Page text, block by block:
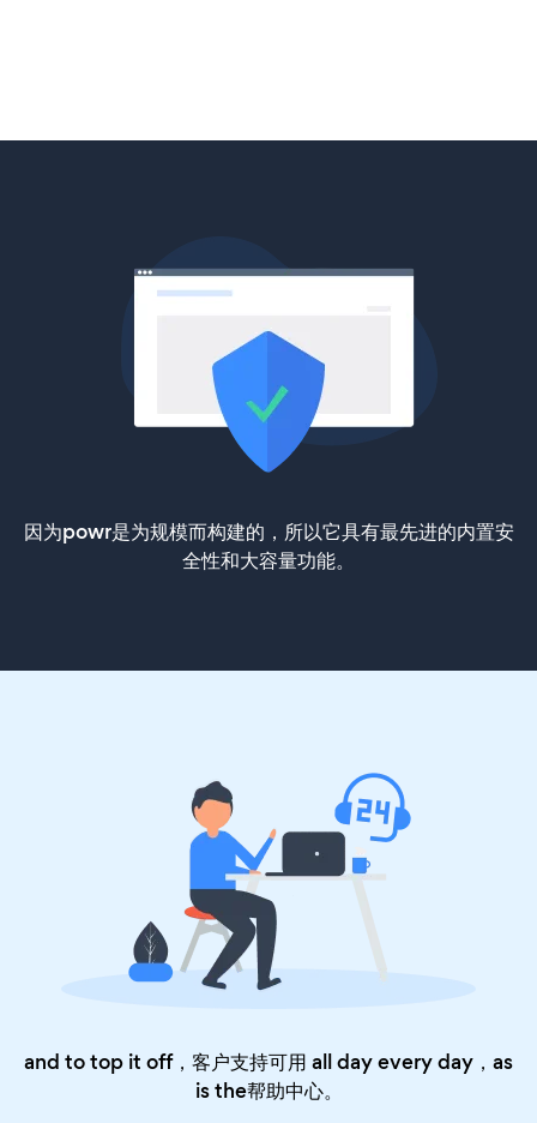
因为powr是为规模而构建的，所以它具有最先进的内置安
全性和大容量功能。
and to top it off，客户支持可用 all day every day，as
is the帮助中心。